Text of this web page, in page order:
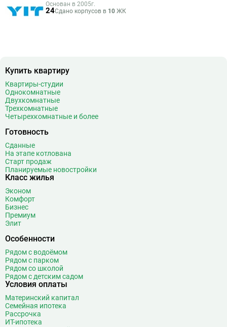
Основан в 2005г.
24Сдано корпусов в 10 ЖК
Купить квартиру
Квартиры-студии
Однокомнатные
Двухкомнатные
Трехкомнатные
Четырехкомнатные и более
Готовность
Сданные
На этапе котлована
Старт продаж
Планируемые новостройки
Класс жилья
Эконом
Комфорт
Бизнес
Премиум
Элит
Особенности
Рядом с водоёмом
Рядом с парком
Рядом со школой
Рядом с детским садом
Условия оплаты
Материнский капитал
Семейная ипотека
Рассрочка
ИТ-ипотека